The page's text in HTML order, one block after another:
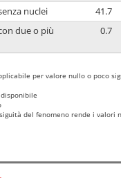
nuclei
41.7
due o più
0.7
per valore nullo o poco
del fenomeno rende i valori